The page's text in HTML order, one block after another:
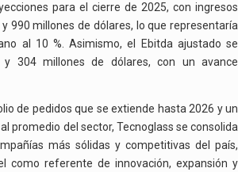
para el cierre de 2025, con ingresos
990 millones de dólares, lo que representaría
al 10 %. Asimismo, el Ebitda ajustado se
304 millones de dólares, con un avance
de pedidos que se extiende hasta 2026 y un
promedio del sector, Tecnoglass se consolida
más sólidas y competitivas del país,
como referente de innovación, expansión y